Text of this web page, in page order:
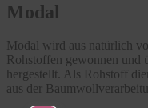
Modal
Modal wird aus natürlich
Rohstoffen gewonnen und
hergestellt. Als Rohstoff
aus der